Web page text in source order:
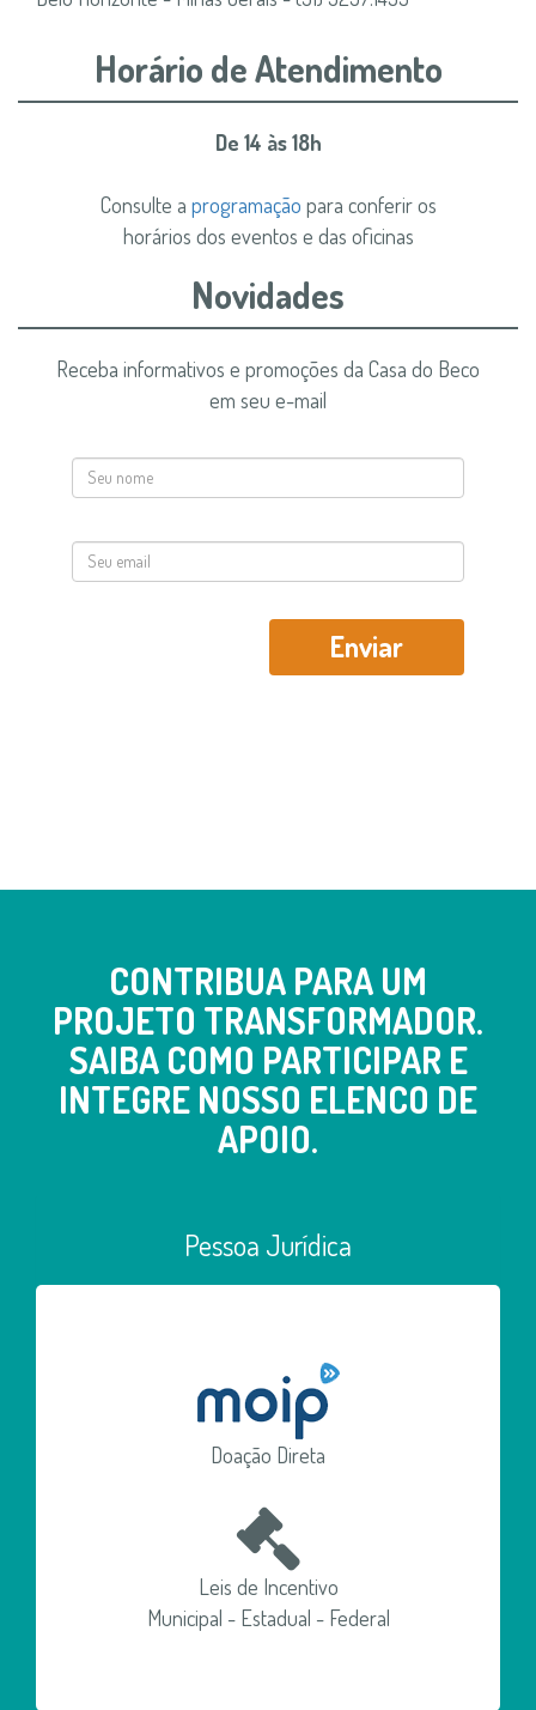
Horário de Atendimento
De 14 às 18h
Consulte a programação para conferir os
horários dos eventos e das oficinas
Novidades
Receba informativos e promoções da Casa do Beco
em seu e-mail
CONTRIBUA PARA UM
PROJETO TRANSFORMADOR.
SAIBA COMO PARTICIPAR E
INTEGRE NOSSO ELENCO DE
APOIO.
Pessoa Jurídica
Doação Direta
Leis de Incentivo
Municipal - Estadual - Federal